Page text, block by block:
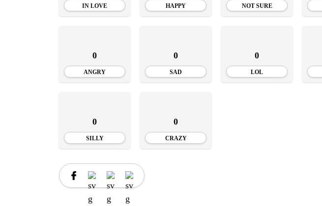
IN LOVE HAPPY NOT SURE
0
ANGRY
0
SAD
0
LOL
0
SILLY
0
CRAZY